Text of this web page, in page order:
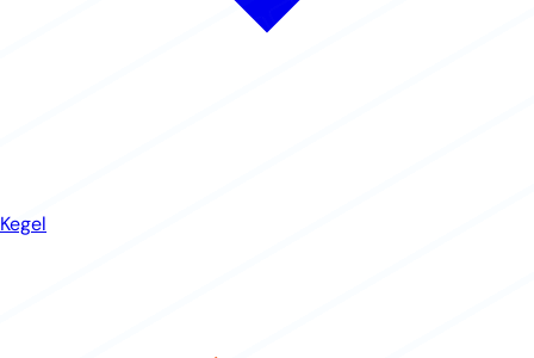
Kegel